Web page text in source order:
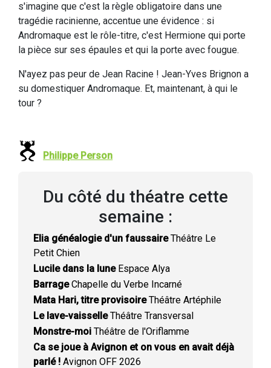
s'imagine que c'est la règle obligatoire dans une
tragédie racinienne, accentue une évidence : si
Andromaque est le rôle-titre, c'est Hermione qui porte
la pièce sur ses épaules et qui la porte avec fougue.
N'ayez pas peur de Jean Racine ! Jean-Yves Brignon a
su domestiquer Andromaque. Et, maintenant, à qui le
tour ?
Philippe Person
Du côté du théatre cette
semaine :
Elia généalogie d'un faussaireThéâtre Le
Petit Chien
Lucile dans la luneEspace Alya
BarrageChapelle du Verbe Incarné
Mata Hari, titre provisoireThéâtre Artéphile
Le lave-vaisselleThéâtre Transversal
Monstre-moi Théâtre de l'Oriflamme
Ca se joue à Avignon et on vous en avait déjà
parlé ! Avignon OFF 2026